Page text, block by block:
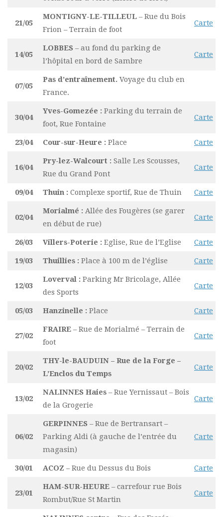
21/05
MONTIGNY-LE-TILLEUL – Rue du Bois
Frion – Terrain de foot
Carte
14/05
LOBBES – au fond du parking de
l’hôpital en bord de Sambre
Carte
07/05
Pas d’entraînement. Voyage du club en
France.
30/04
Yves-Gomezée : Parking du terrain de
foot, Rue Fontaine
Carte
23/04 Cour-sur-Heure : Place Carte
16/04
Pry-lez-Walcourt : Salle Les Scousses,
Rue du Grand Pont
Carte
09/04 Thuin : Complexe sportif, Rue de Thuin Carte
02/04
Morialmé : Allée des Fougères (se garer
en début de rue)
Carte
26/03 Villers-Poterie : Eglise, Rue de l’Eglise Carte
19/03 Thuillies : Place à 100 m de l’église Carte
12/03
Loverval : Parking Mr Bricolage, Allée
des Sports
Carte
05/03 Hanzinelle : Place Carte
27/02
FRAIRE – Rue de Morialmé – Terrain de
foot
Carte
20/02
THY-le-BAUDUIN – Rue de la Forge –
L’Enclos du Temps
Carte
13/02
NALINNES Haies – Rue Yernissaut – Bois
de la Grogerie
Carte
06/02
GERPINNES – Rue de Bertransart –
Parking Aldi (à gauche de l’entrée du
magasin)
Carte
30/01 ACOZ – Rue du Dessus du Bois Carte
23/01
HAM-SUR-HEURE – carrefour rue Bois
Rombut/Rue St Martin
Carte